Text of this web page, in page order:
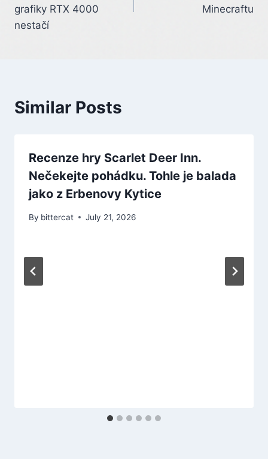
grafiky RTX 4000
nestačí
Minecraftu
Similar Posts
Recenze hry Scarlet Deer Inn.
Nečekejte pohádku. Tohle je balada
jako z Erbenovy Kytice
By bittercat July 21, 2026